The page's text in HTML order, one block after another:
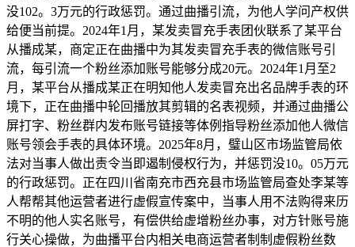
没102。3万元的行政惩罚。通过曲播引流，为他人学问产权供
给便当前提。2024年1月，某发卖冒充手表团伙联系了某平台
从播成某，商定正在曲播中为其发卖冒充手表的微信账号引
流，每引流一个粉丝添加账号能够分成20元。2024年1月至2
月，某平台从播成某正在明知他人发卖冒充出名品牌手表的环
境下，正在曲播中轮回播放其剪辑的名表视频，并通过曲播公
屏打字、粉丝群内发布账号链接等体例指导粉丝添加他人微信
账号领会手表的具体环境。2025年8月，璧山区市场监管局依
法对当事人做出责令当即遏制侵权行为，并惩罚没10。05万元
的行政惩罚。正在四川省南充市西充县市场监管局查处李某等
人帮帮其他运营者进行虚假宣传案中，当事人用不法购得来历
不明的他人实名账号，有偿供给虚增粉丝办事，对方针账号施
行关心操做，为曲播平台内相关电商运营者制制虚假粉丝数